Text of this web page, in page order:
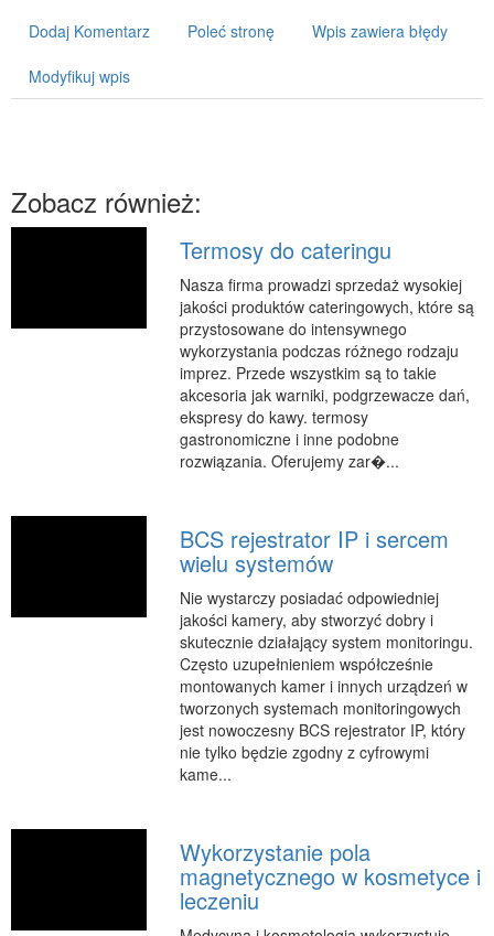
PRZEWÓZ
Transport
Części Samochodowe
Salony, Komisy
POPULARYZACJA
Agencje Reklamowe
Materiały Reklamowe
Imprezy Integracyjne
SPECJALIZACJA
Restauracje, Catering
Fotografia
Adwokaci, Porady Prawne
Sprzątanie, Porządkowanie
Hotele i Noclegi
Dodaj Komentarz Poleć stronę Wpis zawiera błędy
Modyfikuj wpis
Zobacz również:
Termosy do cateringu
Nasza firma prowadzi sprzedaż wysokiej
jakości produktów cateringowych, które są
przystosowane do intensywnego
wykorzystania podczas różnego rodzaju
imprez. Przede wszystkim są to takie
akcesoria jak warniki, podgrzewacze dań,
ekspresy do kawy. termosy
gastronomiczne i inne podobne
rozwiązania. Oferujemy zar�...
BCS rejestrator IP i sercem
wielu systemów
Nie wystarczy posiadać odpowiedniej
jakości kamery, aby stworzyć dobry i
skutecznie działający system monitoringu.
Często uzupełnieniem współcześnie
montowanych kamer i innych urządzeń w
tworzonych systemach monitoringowych
jest nowoczesny BCS rejestrator IP, który
nie tylko będzie zgodny z cyfrowymi
kame...
Wykorzystanie pola
magnetycznego w kosmetyce i
leczeniu